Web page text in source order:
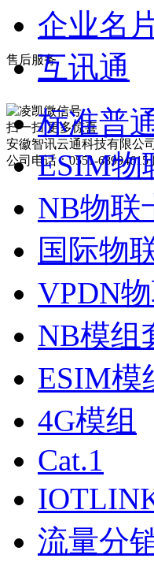
售后服务
扫一扫 更多惊喜
安徽智讯云通科技有限公
公司电话：0551-
企业名
互讯通
标准普
ESIM物
NB物联
国际物
VPDN
NB模组
ESIM模
4G模组
Cat.1
流量分